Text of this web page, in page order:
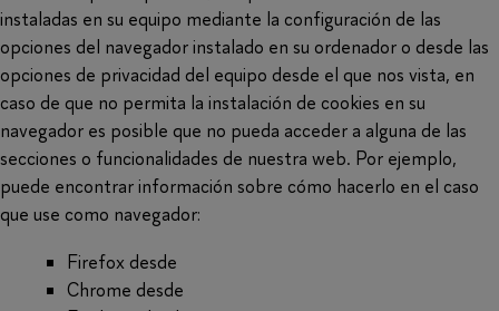
instaladas en su equipo mediante la configuración de las
opciones del navegador instalado en su ordenador o desde las
opciones de privacidad del equipo desde el que nos vista, en
caso de que no permita la instalación de cookies en su
navegador es posible que no pueda acceder a alguna de las
secciones o funcionalidades de nuestra web. Por ejemplo,
puede encontrar información sobre cómo hacerlo en el caso
que use como navegador:
Firefox desde
Chrome desde